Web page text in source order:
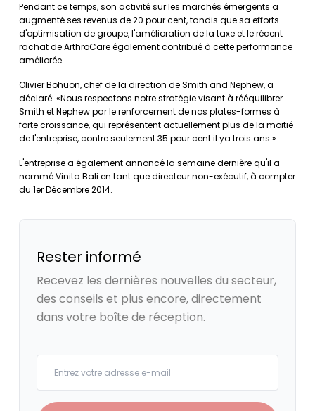
Pendant ce temps, son activité sur les marchés émergents a
augmenté ses revenus de 20 pour cent, tandis que sa efforts
d'optimisation de groupe, l'amélioration de la taxe et le récent
rachat de ArthroCare également contribué à cette performance
améliorée.
Olivier Bohuon, chef de la direction de Smith and Nephew, a
déclaré: «Nous respectons notre stratégie visant à rééquilibrer
Smith et Nephew par le renforcement de nos plates-formes à
forte croissance, qui représentent actuellement plus de la moitié
de l'entreprise, contre seulement 35 pour cent il ya trois ans ».
L'entreprise a également annoncé la semaine dernière qu'il a
nommé Vinita Bali en tant que directeur non-exécutif, à compter
du 1er Décembre 2014.
Rester informé
Recevez les dernières nouvelles du secteur,
des conseils et plus encore, directement
dans votre boîte de réception.